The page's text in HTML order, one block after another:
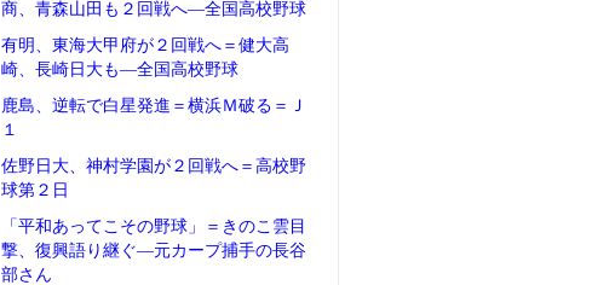
商、青森山田も２回戦へ―全国高校野球
有明、東海大甲府が２回戦へ＝健大高
崎、長崎日大も―全国高校野球
鹿島、逆転で白星発進＝横浜Ｍ破る＝Ｊ
１
佐野日大、神村学園が２回戦へ＝高校野
球第２日
「平和あってこその野球」＝きのこ雲目
撃、復興語り継ぐ―元カープ捕手の長谷
部さん